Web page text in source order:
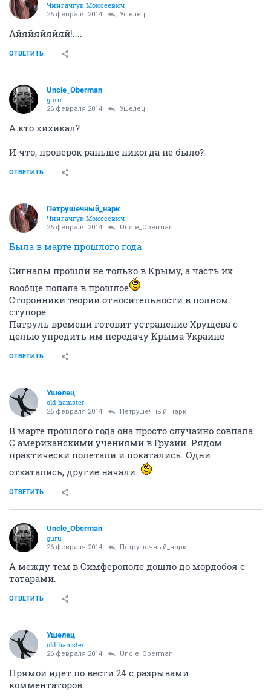
Чингачгук Моисеевич
26 февраля 2014 Ушелец
Айяйяйяйяй!....
ОТВЕТИТЬ
Uncle_Oberman
guru
26 февраля 2014 Ушелец
А кто хихикал?
И что, проверок раньше никогда не было?
ОТВЕТИТЬ
Петрушечный_нарк
Чингачгук Моисеевич
26 февраля 2014 Uncle_Oberman
Была в марте прошлого года
Сигналы прошли не только в Крыму, а часть их
вообще попала в прошлое
Сторонники теории относительности в полном
ступоре
Патруль времени готовит устранение Хрущева с
целью упредить им передачу Крыма Украине
ОТВЕТИТЬ
Ушелец
old hamster
26 февраля 2014 Петрушечный_нарк
В марте прошлого года она просто случайно совпала.
С американскими учениями в Грузии. Рядом
практически полетали и покатались. Одни
откатались, другие начали.
ОТВЕТИТЬ
Uncle_Oberman
guru
26 февраля 2014 Петрушечный_нарк
А между тем в Симферополе дошло до мордобоя с
татарами.
ОТВЕТИТЬ
Ушелец
old hamster
26 февраля 2014 Uncle_Oberman
Прямой идет по вести 24 с разрывами
комментаторов.